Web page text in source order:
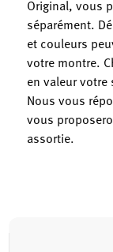
Original, vous
séparément.
et couleurs
votre montre.
en valeur
Nous vous
vous
assortie.